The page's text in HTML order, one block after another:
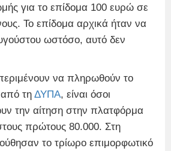
για το επίδομα 100 ευρώ σε
Το επίδομα αρχικά ήταν να
ωστόσο, αυτό δεν
να πληρωθούν το
τη ΔΥΠΑ, είναι όσοι
την αίτηση στην πλατφόρμα
πρώτους 80.000. Στη
το τρίωρο επιμορφωτικό